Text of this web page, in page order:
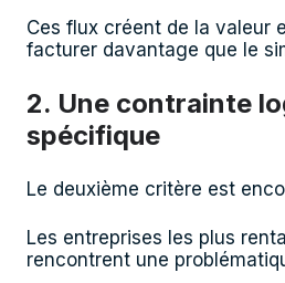
Ces flux créent de la valeur
facturer davantage que le
2. Une contrainte
spécifique
Le deuxième critère est
Les entreprises les plus
rencontrent une